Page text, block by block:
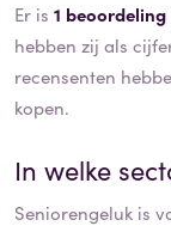
Er is 1 beoordeling
hebben zij als
recensenten
kopen.
In welke
Seniorengeluk is